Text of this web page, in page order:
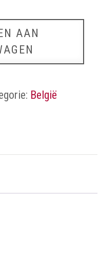
AAN
België